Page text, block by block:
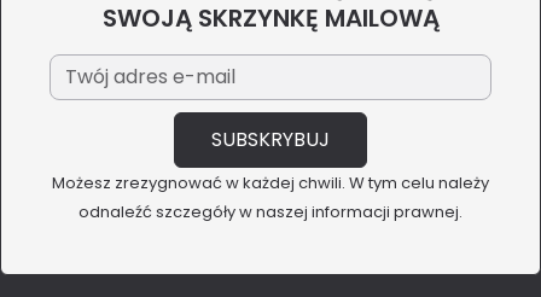
SWOJĄ SKRZYNKĘ MAILOWĄ
Możesz zrezygnować w każdej chwili. W tym celu należy
odnaleźć szczegóły w naszej informacji prawnej.